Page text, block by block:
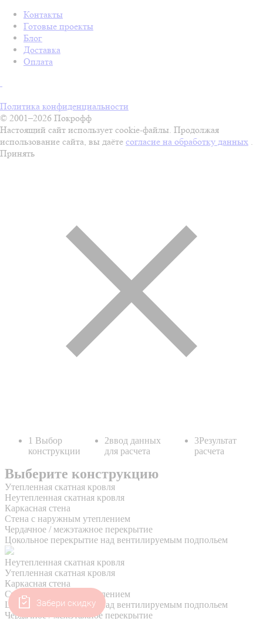
Контакты
Готовые проекты
Блог
Доставка
Оплата
Политика конфиденциальности
© 2001–2026 Покрофф
Настоящий сайт использует cookie-файлы. Продолжая
использование сайта, вы даёте согласие на обработку данных .
Принять
Забери скидку